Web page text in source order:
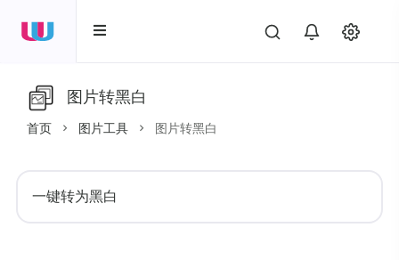
图片转黑白
首页 图片工具 图片转黑白
一键转为黑白